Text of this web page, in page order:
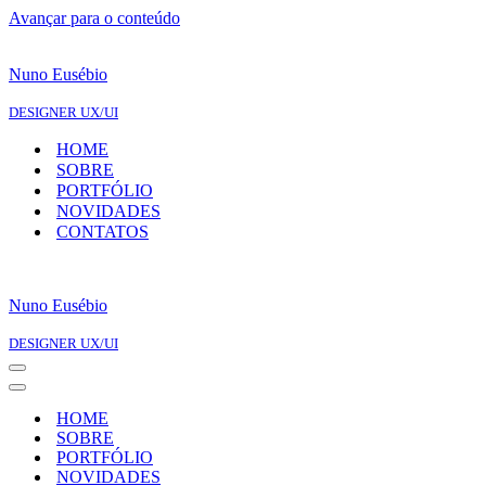
Avançar para o conteúdo
Nuno Eusébio
DESIGNER UX/UI
HOME
SOBRE
PORTFÓLIO
NOVIDADES
CONTATOS
Nuno Eusébio
DESIGNER UX/UI
Menu
de
Menu
navegação
HOME
SOBRE
PORTFÓLIO
NOVIDADES